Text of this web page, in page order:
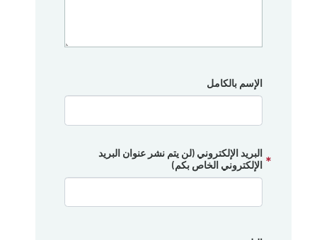
الإسم بالكامل
البريد الإلكتروني (لن يتم نشر عنوان البريد
الإلكتروني الخاص بكم)